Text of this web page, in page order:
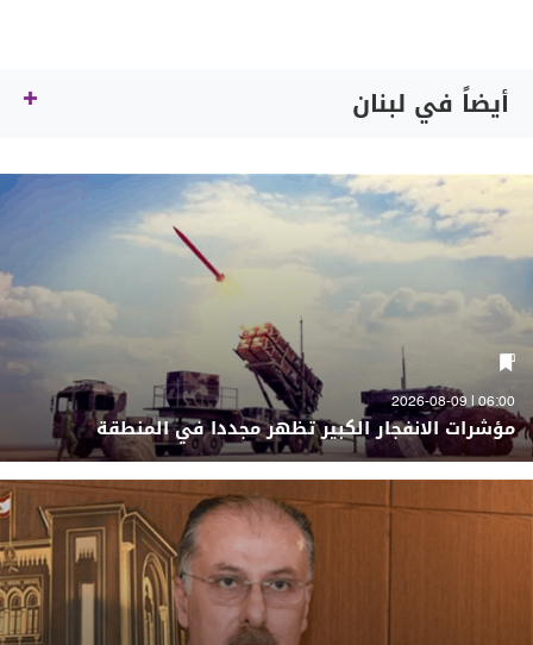
أيضاً في لبنان
06:00 | 2026-08-09
مؤشرات الانفجار الكبير تظهر مجددا في المنطقة